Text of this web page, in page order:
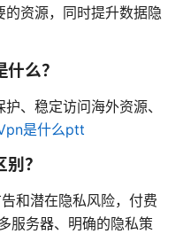
资源，同时提升数据隐
么？
、稳定访问海外资源、
是什么ptt
？
和潜在隐私风险，付费
服务器、明确的隐私策